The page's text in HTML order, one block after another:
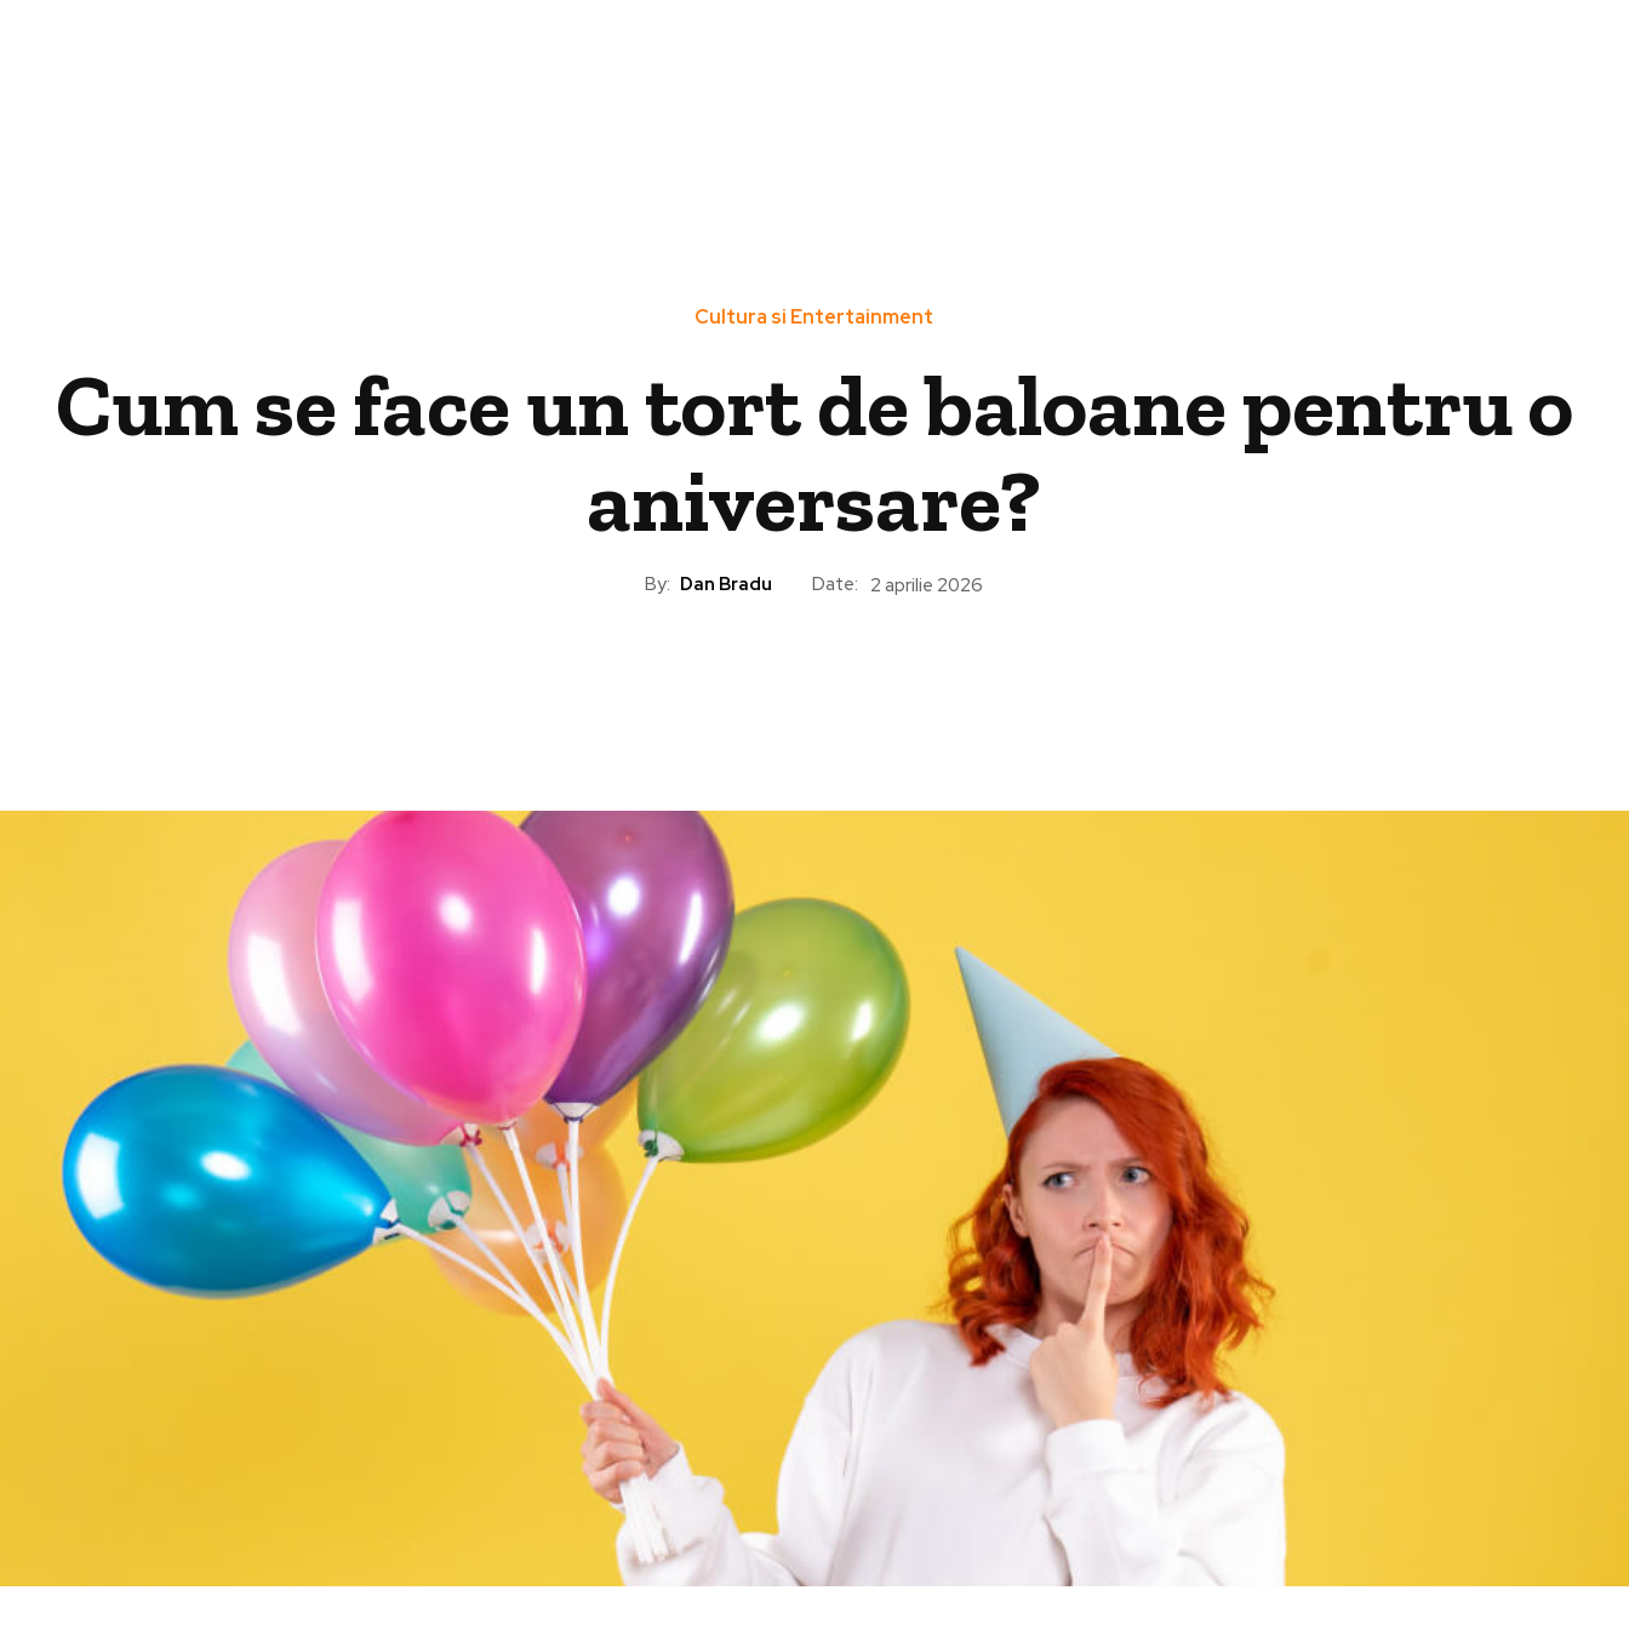
Cultura si Entertainment
Cum se face un tort de baloane pentru o
aniversare?
By: Dan Bradu Date: 2 aprilie 2026